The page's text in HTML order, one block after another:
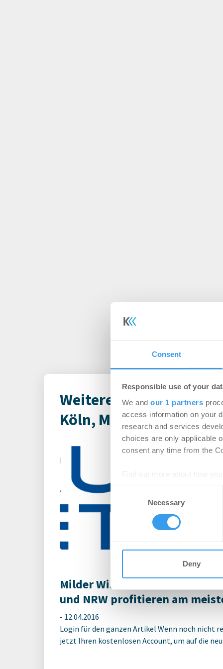
Consent
Responsible use of your
We and our 1 partners
access information on your
research and services
choices are only applicable
consent any time from the
We use cookies to
other information that
Consent
Selection
Necessary
Deny
Weitere Meldungen
Köln, München
CO₂-
handeln
Unternehmen
Login für den ganzen
registriert, erstellen
Account, um auf die
Milder Winter schont den
und NRW profitieren am
- 12.04.2016
Login für den ganzen Artikel Wenn noch nicht
jetzt Ihren kostenlosen Account, um auf die